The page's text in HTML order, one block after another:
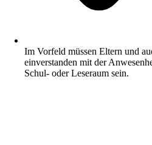
Im Vorfeld müssen Eltern und
einverstanden mit der
Schul- oder Leseraum sein.